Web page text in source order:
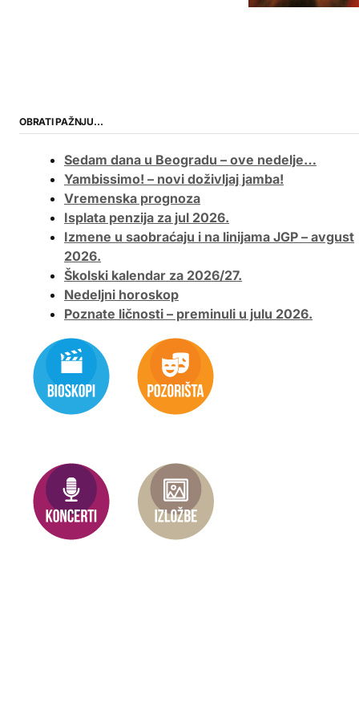
OBRATI PAŽNJU…
Sedam dana u Beogradu – ove nedelje…
Yambissimo! – novi doživljaj jamba!
Vremenska prognoza
Isplata penzija za jul 2026.
Izmene u saobraćaju i na linijama JGP – avgust
2026.
Školski kalendar za 2026/27.
Nedeljni horoskop
Poznate ličnosti – preminuli u julu 2026.